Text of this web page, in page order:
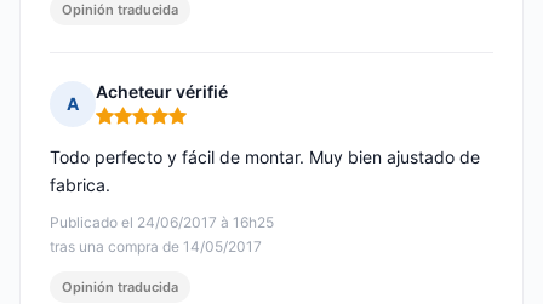
Opinión traducida
A
Acheteur vérifié
Nota: 5 de 5
Publicado el 24/06/2017 à 16h25
tras una compra de 14/05/2017
Todo perfecto y fácil de montar. Muy bien ajustado de
fabrica.
Opinión traducida